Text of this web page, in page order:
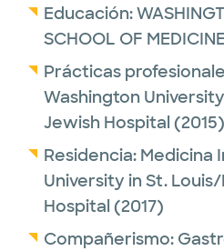
Educación:
SCHOOL OF MEDICINE
Prácticas
Washington
Jewish Hospital (2015)
Residencia: Medicina
University in St.
Hospital (2017)
Compañerismo: